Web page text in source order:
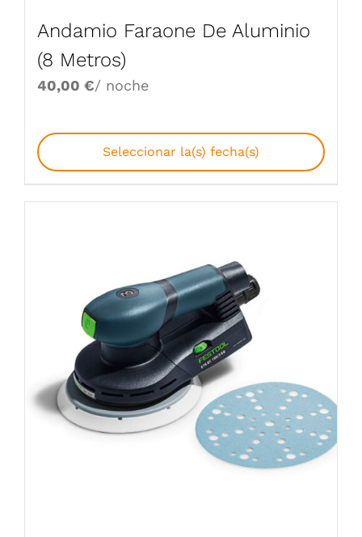
Andamio Faraone De Aluminio
(8 Metros)
40,00 €/ noche
Seleccionar la(s) fecha(s)